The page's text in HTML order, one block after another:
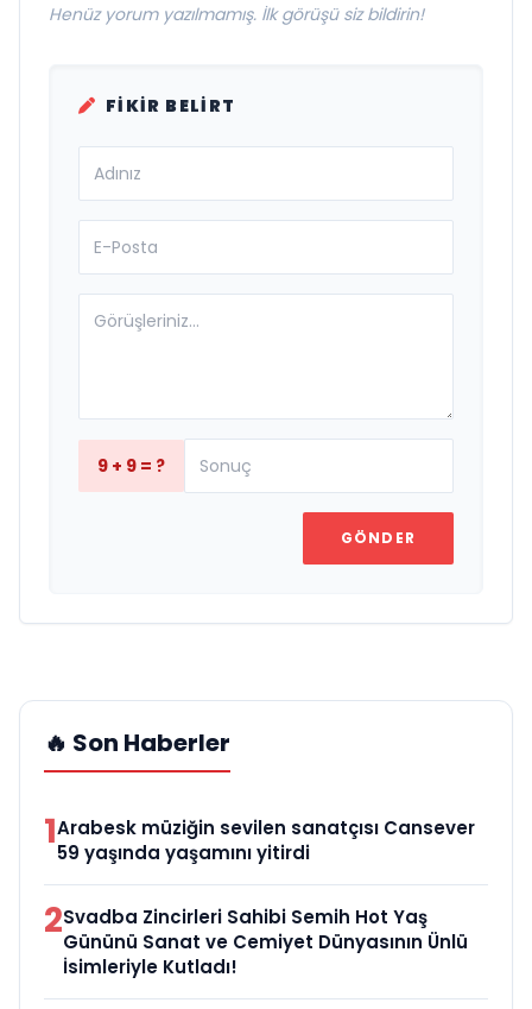
Henüz yorum yazılmamış. İlk görüşü siz bildirin!
FIKIR BELIRT
9 + 9 = ?
GÖNDER
🔥 Son Haberler
1Arabesk müziğin sevilen sanatçısı Cansever
59 yaşında yaşamını yitirdi
2Svadba Zincirleri Sahibi Semih Hot Yaş
Gününü Sanat ve Cemiyet Dünyasının Ünlü
İsimleriyle Kutladı!